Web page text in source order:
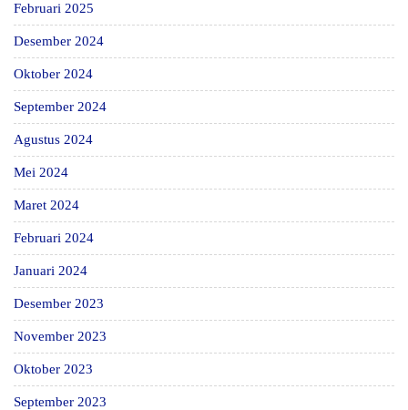
Februari 2025
Desember 2024
Oktober 2024
September 2024
Agustus 2024
Mei 2024
Maret 2024
Februari 2024
Januari 2024
Desember 2023
November 2023
Oktober 2023
September 2023